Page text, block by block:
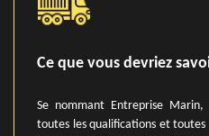
Ce que vous devriez
Se nommant Entreprise
toutes les qualifications et toutes